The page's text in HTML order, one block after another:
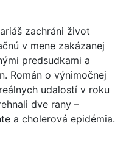
zachráni život
v mene zakázanej
predsudkami a
Román o výnimočnej
udalostí v roku
dve rany –
a cholerová epidémia.